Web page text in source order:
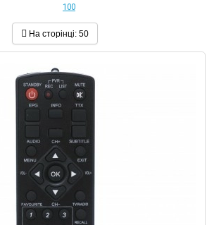
100
На сторінці: 50